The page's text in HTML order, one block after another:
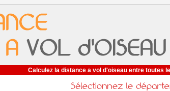
Calculez la distance a vol d'oiseau entre toutes